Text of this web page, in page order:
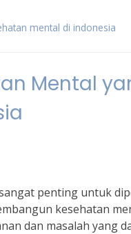
mental di indonesia
Mental
penting untuk
kesehatan
dan masalah yang